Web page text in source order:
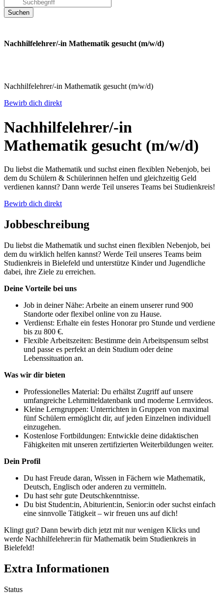
Nachhilfelehrer/-in Mathematik gesucht (m/w/d)
Nachhilfelehrer/-in Mathematik gesucht (m/w/d)
Bewirb dich direkt
Nachhilfelehrer/-in
Mathematik gesucht (m/w/d)
Du liebst die Mathematik und suchst einen flexiblen Nebenjob, bei
dem du Schülern & Schülerinnen helfen und gleichzeitig Geld
verdienen kannst? Dann werde Teil unseres Teams bei Studienkreis!
Bewirb dich direkt
Jobbeschreibung
Du liebst die Mathematik und suchst einen flexiblen Nebenjob, bei
dem du wirklich helfen kannst? Werde Teil unseres Teams beim
Studienkreis in Bielefeld und unterstütze Kinder und Jugendliche
dabei, ihre Ziele zu erreichen.
Deine Vorteile bei uns
Job in deiner Nähe: Arbeite an einem unserer rund 900
Standorte oder flexibel online von zu Hause.
Verdienst: Erhalte ein festes Honorar pro Stunde und verdiene
bis zu 800 €.
Flexible Arbeitszeiten: Bestimme dein Arbeitspensum selbst
und passe es perfekt an dein Studium oder deine
Lebenssituation an.
Was wir dir bieten
Professionelles Material: Du erhältst Zugriff auf unsere
umfangreiche Lehrmitteldatenbank und moderne Lernvideos.
Kleine Lerngruppen: Unterrichten in Gruppen von maximal
fünf Schülern ermöglicht dir, auf jeden Einzelnen individuell
einzugehen.
Kostenlose Fortbildungen: Entwickle deine didaktischen
Fähigkeiten mit unseren zertifizierten Weiterbildungen weiter.
Dein Profil
Du hast Freude daran, Wissen in Fächern wie Mathematik,
Deutsch, Englisch oder anderen zu vermitteln.
Du hast sehr gute Deutschkenntnisse.
Du bist Student:in, Abiturient:in, Senior:in oder suchst einfach
eine sinnvolle Tätigkeit – wir freuen uns auf dich!
Klingt gut? Dann bewirb dich jetzt mit nur wenigen Klicks und
werde Nachhilfelehrer:in für Mathematik beim Studienkreis in
Bielefeld!
Extra Informationen
Status